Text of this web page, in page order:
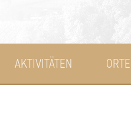
AKTIVITÄTEN ORTE